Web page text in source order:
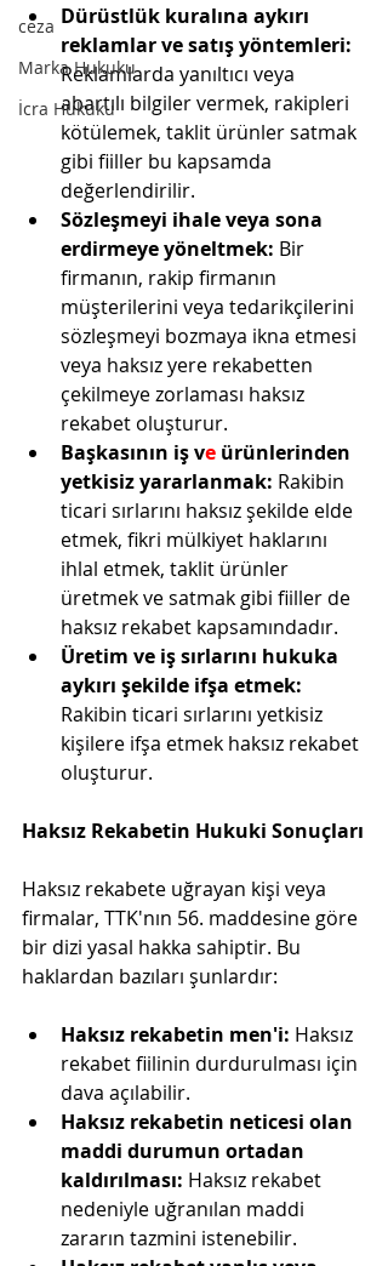
ceza
Marka Hukuku
İcra Hukuku
Dürüstlük kuralına aykırı
reklamlar ve satış yöntemleri:
Reklamlarda yanıltıcı veya
abartılı bilgiler vermek, rakipleri
kötülemek, taklit ürünler satmak
gibi fiiller bu kapsamda
değerlendirilir.
Sözleşmeyi ihale veya sona
erdirmeye yöneltmek: Bir
firmanın, rakip firmanın
müşterilerini veya tedarikçilerini
sözleşmeyi bozmaya ikna etmesi
veya haksız yere rekabetten
çekilmeye zorlaması haksız
rekabet oluşturur.
Başkasının iş ve ürünlerinden
yetkisiz yararlanmak: Rakibin
ticari sırlarını haksız şekilde elde
etmek, fikri mülkiyet haklarını
ihlal etmek, taklit ürünler
üretmek ve satmak gibi fiiller de
haksız rekabet kapsamındadır.
Üretim ve iş sırlarını hukuka
aykırı şekilde ifşa etmek:
Rakibin ticari sırlarını yetkisiz
kişilere ifşa etmek haksız rekabet
oluşturur.
Haksız Rekabetin Hukuki Sonuçları
Haksız rekabete uğrayan kişi veya
firmalar, TTK'nın 56. maddesine göre
bir dizi yasal hakka sahiptir. Bu
haklardan bazıları şunlardır:
Haksız rekabetin men'i: Haksız
rekabet fiilinin durdurulması için
dava açılabilir.
Haksız rekabetin neticesi olan
maddi durumun ortadan
kaldırılması: Haksız rekabet
nedeniyle uğranılan maddi
zararın tazmini istenebilir.